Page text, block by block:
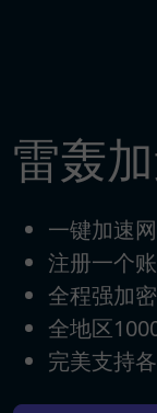
雷轰
一键加速
注册一个
全程强加
全地区
完美支持